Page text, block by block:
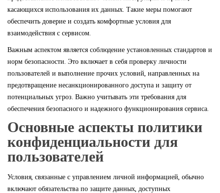
касающихся использования их данных. Такие меры помогают
обеспечить доверие и создать комфортные условия для
взаимодействия с сервисом.
Важным аспектом является соблюдение установленных стандартов и
норм безопасности. Это включает в себя проверку личности
пользователей и выполнение прочих условий, направленных на
предотвращение несанкционированного доступа и защиту от
потенциальных угроз. Важно учитывать эти требования для
обеспечения безопасного и надежного функционирования сервиса.
Основные аспекты политики
конфиденциальности для
пользователей
Условия, связанные с управлением личной информацией, обычно
включают обязательства по защите данных, доступных